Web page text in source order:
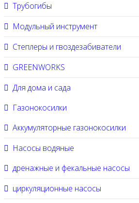
Трубогибы
Модульный инструмент
Степлеры и гвоздезабиватели
GREENWORKS
Для дома и сада
Газонокосилки
Аккумуляторные газонокосилки
Насосы водяные
дренажные и фекальные насосы
циркуляционные насосы